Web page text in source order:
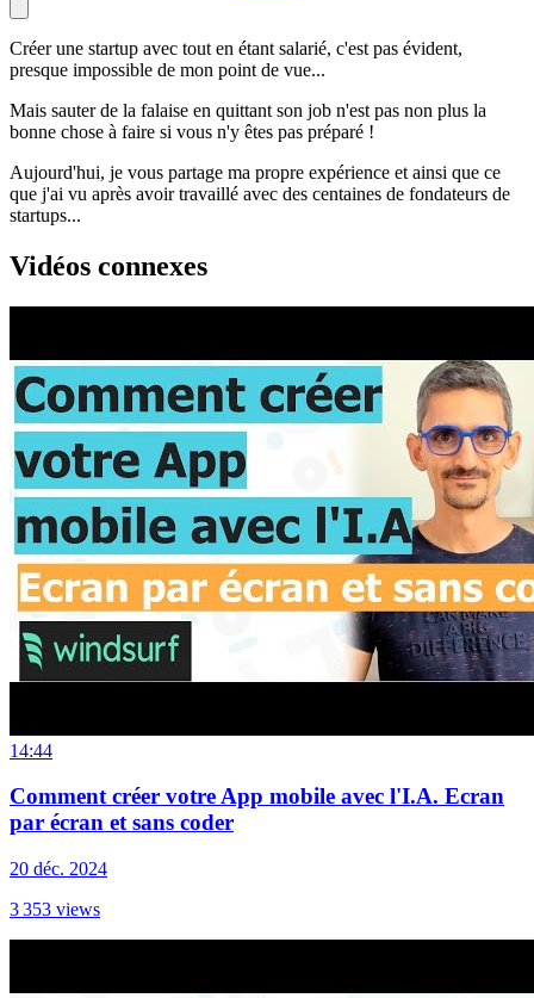
Créer une startup avec tout en étant salarié, c'est pas évident,
presque impossible de mon point de vue...
Mais sauter de la falaise en quittant son job n'est pas non plus la
bonne chose à faire si vous n'y êtes pas préparé !
Aujourd'hui, je vous partage ma propre expérience et ainsi que ce
que j'ai vu après avoir travaillé avec des centaines de fondateurs de
startups...
Vidéos connexes
14:44
Comment créer votre App mobile avec l'I.A. Ecran
par écran et sans coder
20 déc. 2024
3 353 views